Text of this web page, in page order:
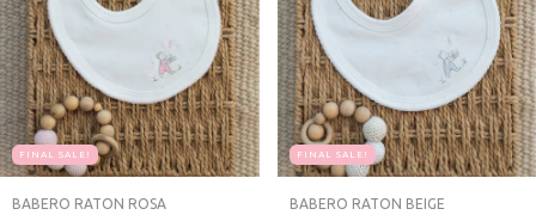
FINAL SALE!
BABERO RATON ROSA
FINAL SALE!
BABERO RATON BEIGE